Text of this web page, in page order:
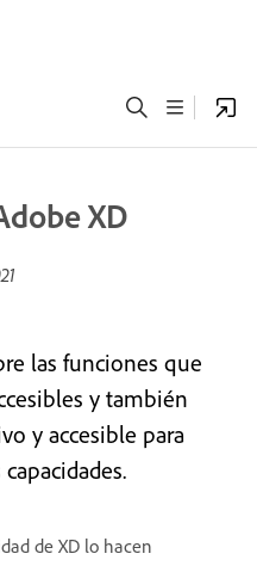
XD
las funciones que
y también
y accesible para
de XD lo hacen